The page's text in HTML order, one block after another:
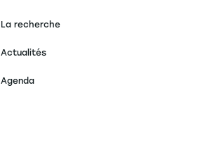
La recherche
Actualités
Agenda